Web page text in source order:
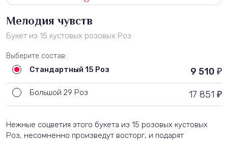
Мелодия чувств
Букет из 15 кустовых розовых Роз
Выберите состав:
Стандартный 15 Роз 9 510 ₽
Большой 29 Роз 17 851 ₽
Нежные соцветия этого букета из 15 розовых кустовых
Роз, несомненно произведут восторг, и подарят